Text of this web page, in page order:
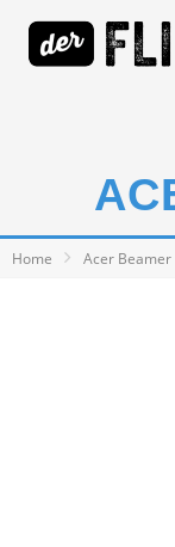
Home Acer Beamer